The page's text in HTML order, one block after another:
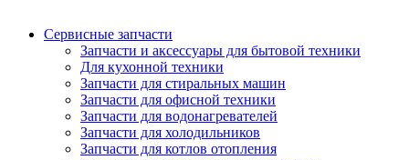
Сервисные запчасти
Запчасти и аксессуары для бытовой техники
Для кухонной техники
Запчасти для стиральных машин
Запчасти для офисной техники
Запчасти для водонагревателей
Запчасти для холодильников
Запчасти для котлов отопления